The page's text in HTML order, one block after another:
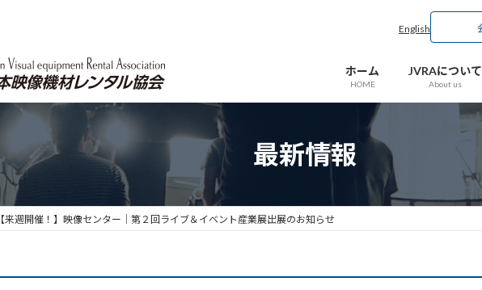
English
ホーム
HOME
JVRAについて
About us
最新情報
【来週開催！】映像センター│第２回ライブ＆イベント産業展出展のお知らせ